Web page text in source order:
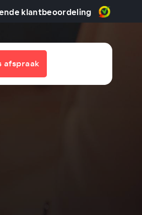
klantbeoordeling
afspraak